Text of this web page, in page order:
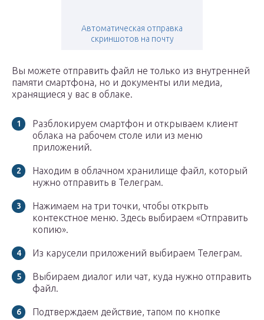
Автоматическая отправка
скриншотов на почту
Вы можете отправить файл не только из внутренней
памяти смартфона, но и документы или медиа,
хранящиеся у вас в облаке.
Разблокируем смартфон и открываем клиент
облака на рабочем столе или из меню
приложений.
Находим в облачном хранилище файл, который
нужно отправить в Телеграм.
Нажимаем на три точки, чтобы открыть
контекстное меню. Здесь выбираем «Отправить
копию».
Из карусели приложений выбираем Телеграм.
Выбираем диалог или чат, куда нужно отправить
файл.
Подтверждаем действие, тапом по кнопке